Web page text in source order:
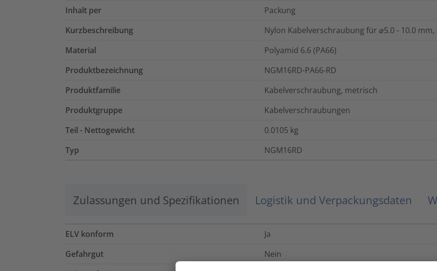
Inhalt per
Packung
Kurzbeschreibung
Nylon Kabelverschraubung für ⌀5.0 - 10.0 mm,
Material
Polyamid 6.6 (PA66)
Produktbezeichnung
NGM16RD-PA66-RD
Produktfamilie
Kabelverschraubung, metrisch
Produktgruppe
Kabelverschraubungen
Teil - Nettogewicht
0.0105 kg
Typ
NGM16RD
Zulassungen und Spezifikationen Logistik und Verpackungsdaten
ELV konform
Ja
Gefahrgut
Nein